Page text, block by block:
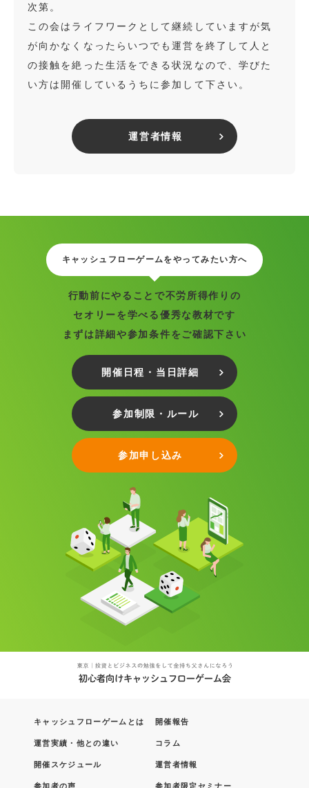
次第。
この会はライフワークとして継続していますが気
が向かなくなったらいつでも運営を終了して人と
の接触を絶った生活をできる状況なので、学びた
い方は開催しているうちに参加して下さい。
運営者情報
キャッシュフローゲームをやってみたい方へ
行動前にやることで不労所得作りの
セオリーを学べる優秀な教材です
まずは詳細や参加条件をご確認下さい
開催日程・当日詳細
参加制限・ルール
参加申し込み
キャッシュフローゲームとは
運営実績・他との違い
開催スケジュール
参加者の声
開催報告
コラム
運営者情報
参加者限定セミナー